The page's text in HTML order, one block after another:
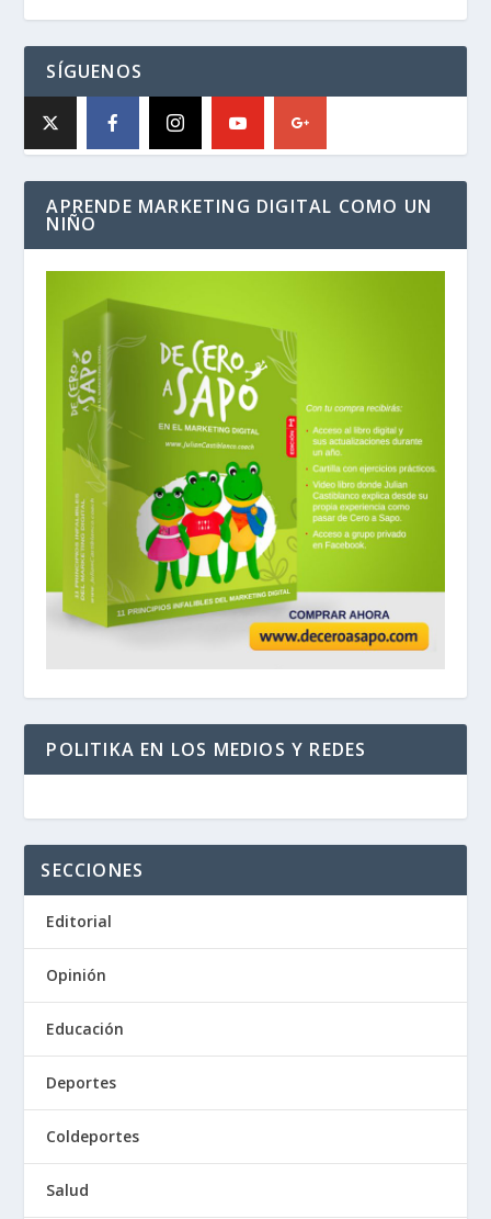
SÍGUENOS
APRENDE MARKETING DIGITAL COMO UN
NIÑO
POLITIKA EN LOS MEDIOS Y REDES
SECCIONES
Editorial
Opinión
Educación
Deportes
Coldeportes
Salud